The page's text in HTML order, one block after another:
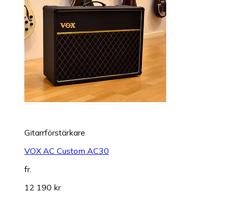
Gitarrförstärkare
VOX AC Custom AC30
fr.
12 190 kr